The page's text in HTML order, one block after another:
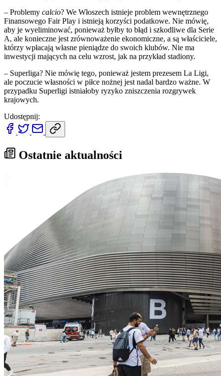
– Problemy calcio? We Włoszech istnieje problem wewnętrznego
Finansowego Fair Play i istnieją korzyści podatkowe. Nie mówię,
aby je wyeliminować, ponieważ byłby to błąd i szkodliwe dla Serie
A, ale konieczne jest zrównoważenie ekonomiczne, a są właściciele,
którzy wpłacają własne pieniądze do swoich klubów. Nie ma
inwestycji mających na celu wzrost, jak na przykład stadiony.
– Superliga? Nie mówię tego, ponieważ jestem prezesem La Ligi,
ale poczucie własności w piłce nożnej jest nadal bardzo ważne. W
przypadku Superligi istniałoby ryzyko zniszczenia rozgrywek
krajowych.
Udostępnij:
Ostatnie aktualności